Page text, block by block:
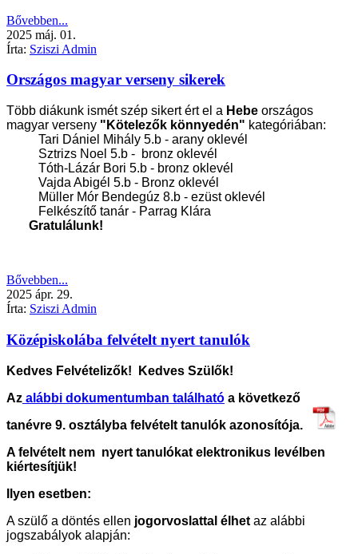
Bővebben...
2025 máj. 01.
Írta: Sziszi Admin
Országos magyar verseny sikerek
Több diákunk ismét szép sikert ért el a Hebe országos
magyar verseny "Kötelezők könnyedén" kategóriában:
Tari Dániel Mihály 5.b - arany oklevél
Sztrizs Noel 5.b - bronz oklevél
Tóth-Lázár Bori 5.b - bronz oklevél
Vajda Abigél 5.b - Bronz oklevél
Müller Mór Bendegúz 8.b - ezüst oklevél
Felkészítő tanár - Parrag Klára
Gratulálunk!
Bővebben...
2025 ápr. 29.
Írta: Sziszi Admin
Középiskolába felvételt nyert tanulók
Kedves Felvételizők! Kedves Szülők!
Az alábbi dokumentumban található a következő
tanévre 9. osztályba felvételt tanulók azonosítója.
A felvételt nem nyert tanulókat elektronikus levélben
kiértesítjük!
Ilyen esetben:
A szülő a döntés ellen jogorvoslattal élhet az alábbi
jogszabályok alapján: